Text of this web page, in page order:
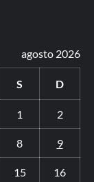
agosto 2026
S D
1 2
8 9
15 16